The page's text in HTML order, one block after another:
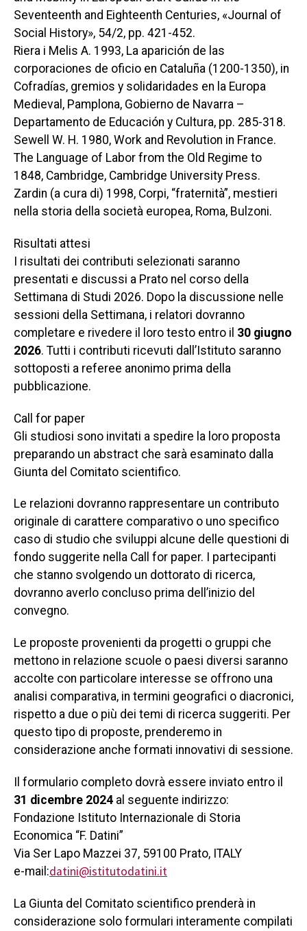
Seventeenth and Eighteenth Centuries, «Journal of
Social History», 54/2, pp. 421-452.
Riera i Melis A. 1993, La aparición de las
corporaciones de oficio en Cataluña (1200-1350), in
Cofradías, gremios y solidaridades en la Europa
Medieval , Pamplona, Gobierno de Navarra –
Departamento de Educación y Cultura, pp. 285-318.
Sewell W. H. 1980, Work and Revolution in France.
The Language of Labor from the Old Regime to
1848, Cambridge, Cambridge University Press.
Zardin (a cura di) 1998, Corpi, “fraternità”, mestieri
nella storia della società europea, Roma, Bulzoni.
Risultati attesi
I risultati dei contributi selezionati saranno
presentati e discussi a Prato nel corso della
Settimana di Studi 2026. Dopo la discussione nelle
sessioni della Settimana, i relatori dovranno
completare e rivedere il loro testo entro il 30 giugno
2026. Tutti i contributi ricevuti dall’Istituto saranno
sottoposti a referee anonimo prima della
pubblicazione.
Call for paper
Gli studiosi sono invitati a spedire la loro proposta
preparando un abstract che sarà esaminato dalla
Giunta del Comitato scientifico.
Le relazioni dovranno rappresentare un contributo
originale di carattere comparativo o uno specifico
caso di studio che sviluppi alcune delle questioni di
fondo suggerite nella Call for paper. I partecipanti
che stanno svolgendo un dottorato di ricerca,
dovranno averlo concluso prima dell’inizio del
convegno.
Le proposte provenienti da progetti o gruppi che
mettono in relazione scuole o paesi diversi saranno
accolte con particolare interesse se offrono una
analisi comparativa, in termini geografici o diacronici,
rispetto a due o più dei temi di ricerca suggeriti. Per
questo tipo di proposte, prenderemo in
considerazione anche formati innovativi di sessione.
Il formulario completo dovrà essere inviato entro il
31 dicembre 2024 al seguente indirizzo:
Fondazione Istituto Internazionale di Storia
Economica “F. Datini”
Via Ser Lapo Mazzei 37, 59100 Prato, ITALY
e-mail:datini@istitutodatini.it
La Giunta del Comitato scientifico prenderà in
considerazione solo formulari interamente compilati